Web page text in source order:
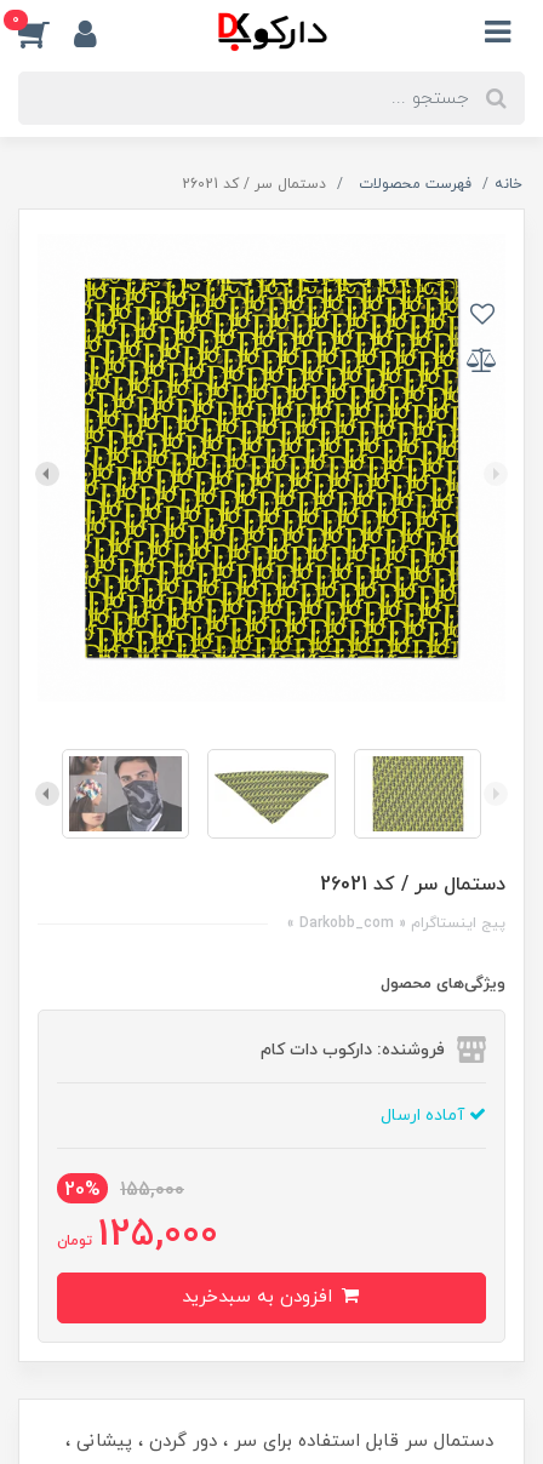
0
خانه فهرست محصولات دستمال سر / کد 26021
دستمال سر / کد 26021
پیج اینستاگرام « Darkobb_com »
ویژگی‌های محصول
فروشنده: دارکوب دات کام
آماده ارسال
155,000
20%
125,000 تومان
دستمال سر قابل استفاده برای سر ، دور گردن ، پیشانی ،